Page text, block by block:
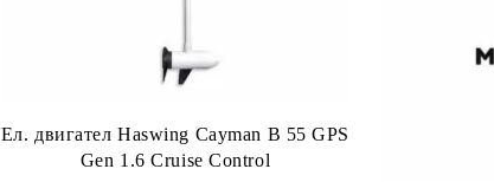
Ел. двигател Haswing Cayman B 55 GPS
Gen 1.6 Cruise Control